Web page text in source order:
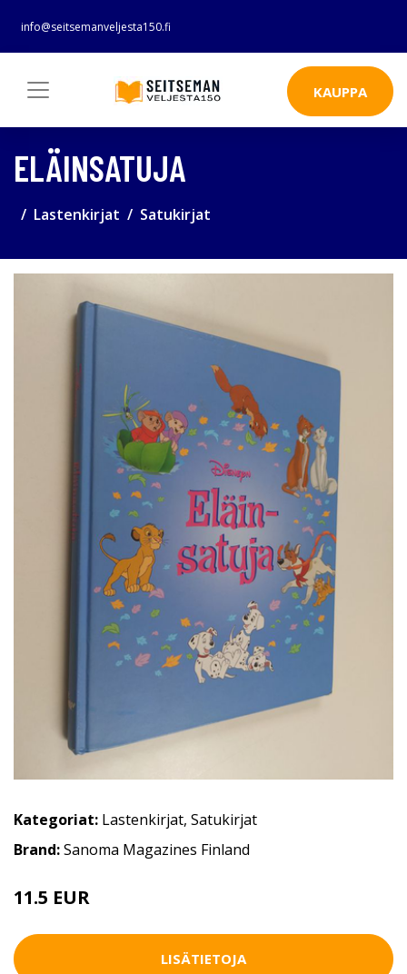
info@seitsemanveljesta150.fi
KAUPPA
ELÄINSATUJA
Lastenkirjat Satukirjat
Kategoriat: Lastenkirjat, Satukirjat
Brand:Sanoma Magazines Finland
11.5 EUR
LISÄTIETOJA